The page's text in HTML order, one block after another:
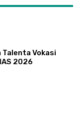
Talenta Vokasi
2026